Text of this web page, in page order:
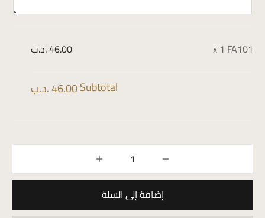
x 1 FA101 46.00 .د.ب
Subtotal46.00 .د.ب
إضافة إلى السلة